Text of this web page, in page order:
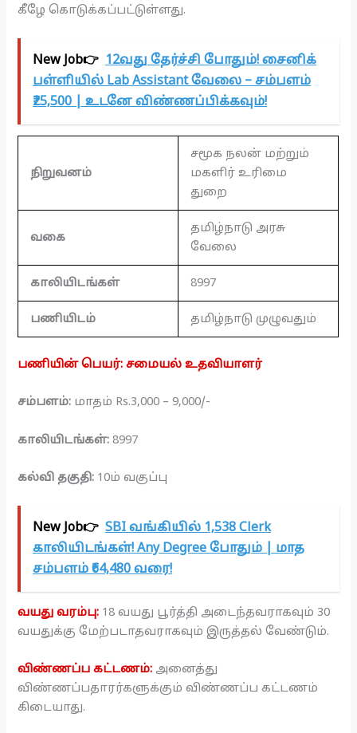
கீழே கொடுக்கப்பட்டுள்ளது.
New Job👉 12வது தேர்ச்சி போதும்! சைனிக்
பள்ளியில் Lab Assistant வேலை – சம்பளம்
₹25,500 | உடனே விண்ணப்பிக்கவும்!
நிறுவனம்
சமூக நலன் மற்றும்
மகளிர் உரிமை
துறை
வகை
தமிழ்நாடு அரசு
வேலை
காலியிடங்கள் 8997
பணியிடம் தமிழ்நாடு முழுவதும்
பணியின் பெயர்: சமையல் உதவியாளர்
சம்பளம்: மாதம் Rs.3,000 – 9,000/-
காலியிடங்கள்: 8997
கல்வி தகுதி: 10ம் வகுப்பு
New Job👉 SBI வங்கியில் 1,538 Clerk
காலியிடங்கள்! Any Degree போதும் | மாத
சம்பளம் ₹64,480 வரை!
வயது வரம்பு: 18 வயது பூர்த்தி அடைந்தவராகவும் 30
வயதுக்கு மேற்படாதவராகவும் இருத்தல் வேண்டும்.
விண்ணப்ப கட்டணம்: அனைத்து
விண்ணப்பதாரர்களுக்கும் விண்ணப்ப கட்டணம்
கிடையாது.